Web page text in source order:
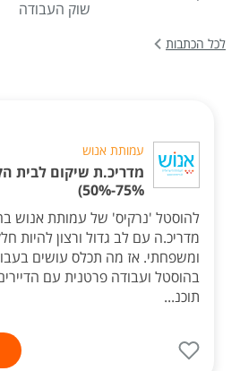
שוק העבודה
לכל הכתבות
עמותת אנוש
מדריכ.ת שיקום לבית
75%-50%)
להוסטל 'נרקיס' של עמותת אנוש
מדריכ.ה עם לב גדול ורצון להיות
ומשפחתי. אז מה תכלס עושים
בהוסטל ועבודה פרטנית עם
תוכנ...